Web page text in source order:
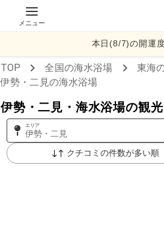
メニュー
本日(8/7)の開運
TOP 全国の海水浴場 東海
伊勢・二見の海水浴場
伊勢・二見・海水浴場の観
エリア
伊勢・二見
クチコミの件数が多い順